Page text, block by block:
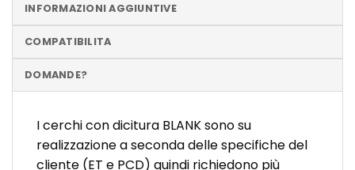
INFORMAZIONI AGGIUNTIVE
COMPATIBILITA
DOMANDE?
I cerchi con dicitura BLANK sono su
realizzazione a seconda delle specifiche del
cliente (ET e PCD) quindi richiedono più